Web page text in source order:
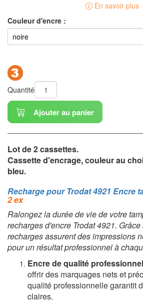
En savoir plus
Couleur d'encre :
Quantité
Ajouter au panier
Lot de 2 cassettes.
Cassette d'encrage, couleur au
bleu.
Recharge pour Trodat 4921 Encre
2 ex
Ralongez la durée de vie de votre
recharges d'encre Trodat 4921.
recharges assurent des impressions
pour un résultat professionnel à
Encre de qualité
offrir des marquages nets et
qualité professionnelle garantit
claires.